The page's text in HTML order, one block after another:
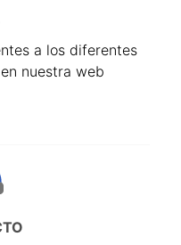
a los diferentes
nuestra web